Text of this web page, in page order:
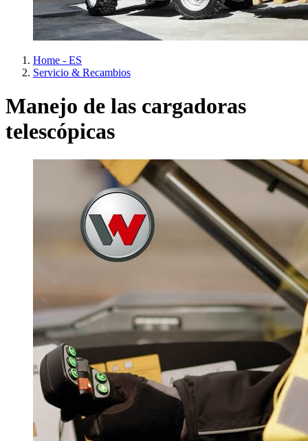
Home - ES
Servicio & Recambios
Manejo de las cargadoras
telescópicas